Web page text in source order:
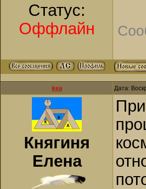
Статус:
Оффлайн
kea Дата:
Княгиня
Елена